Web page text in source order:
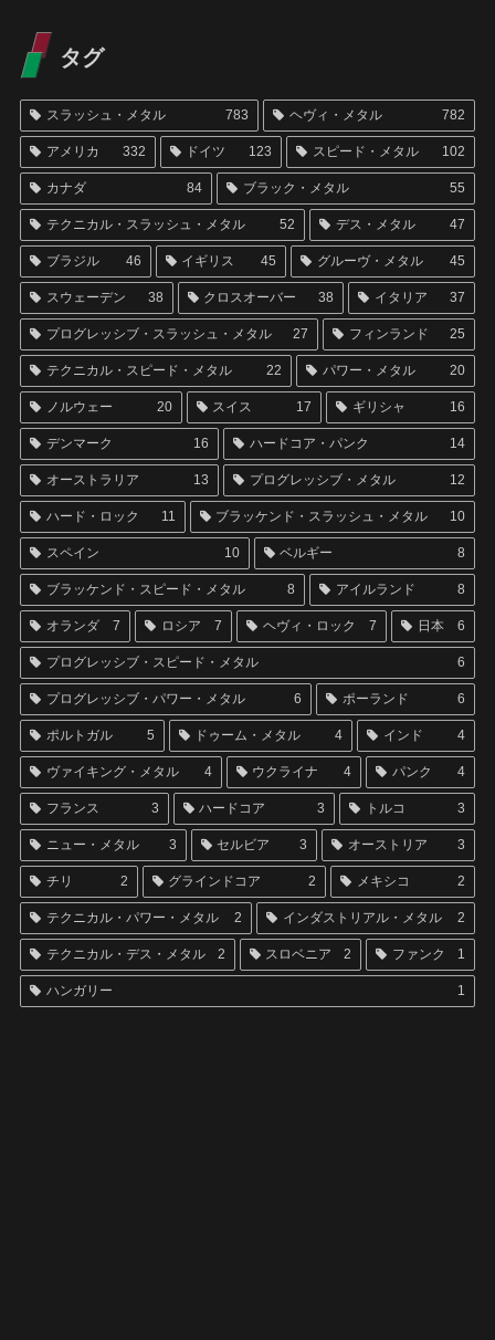
タグ
スラッシュ・メタル 783 ヘヴィ・メタル 782
アメリカ 332 ドイツ 123 スピード・メタル 102
カナダ 84 ブラック・メタル 55
テクニカル・スラッシュ・メタル 52 デス・メタル 47
ブラジル 46 イギリス 45 グルーヴ・メタル 45
スウェーデン 38 クロスオーバー 38 イタリア 37
プログレッシブ・スラッシュ・メタル 27 フィンランド 25
テクニカル・スピード・メタル 22 パワー・メタル 20
ノルウェー 20 スイス 17 ギリシャ 16
デンマーク 16 ハードコア・パンク 14
オーストラリア 13 プログレッシブ・メタル 12
ハード・ロック 11 ブラッケンド・スラッシュ・メタル 10
スペイン 10 ベルギー 8
ブラッケンド・スピード・メタル 8 アイルランド 8
オランダ 7 ロシア 7 ヘヴィ・ロック 7 日本 6
プログレッシブ・スピード・メタル 6
プログレッシブ・パワー・メタル 6 ポーランド 6
ポルトガル 5 ドゥーム・メタル 4 インド 4
ヴァイキング・メタル 4 ウクライナ 4 パンク 4
フランス 3 ハードコア 3 トルコ 3
ニュー・メタル 3 セルビア 3 オーストリア 3
チリ 2 グラインドコア 2 メキシコ 2
テクニカル・パワー・メタル 2 インダストリアル・メタル 2
テクニカル・デス・メタル 2 スロベニア 2 ファンク 1
ハンガリー 1